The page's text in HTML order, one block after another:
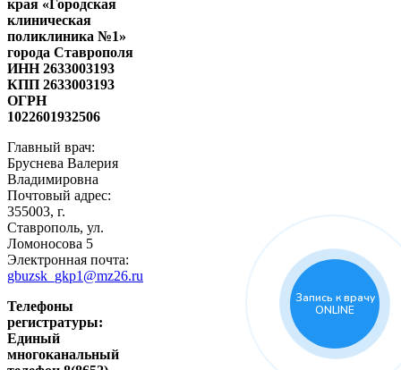
края «Городская
клиническая
поликлиника №1»
города Ставрополя
ИНН 2633003193
КПП 2633003193
ОГРН
1022601932506
Главный врач:
Бруснева Валерия
Владимировна
Почтовый адрес:
355003, г.
Ставрополь, ул.
Ломоносова 5
Электронная почта:
gbuzsk_gkp1@mz26.ru
Телефоны
регистратуры:
Единый
многоканальный
Запись к врачу
ONLINE